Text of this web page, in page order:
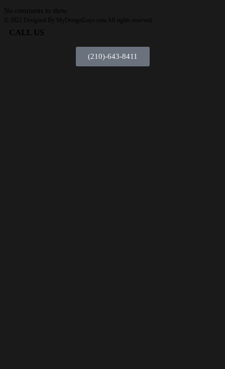
No comments to show.
© 2022 Designed By MyDesignGuys.com All rights reserved.
CALL US
(210)-643-8411